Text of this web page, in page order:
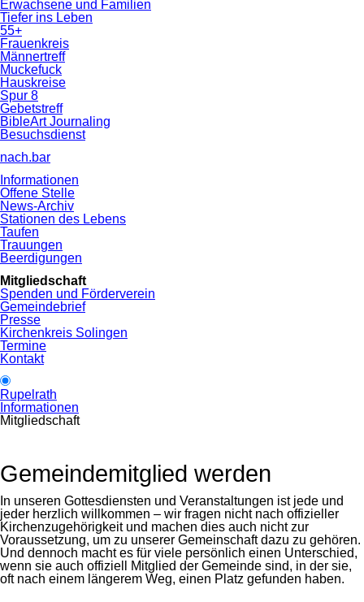
Erwachsene und Familien
Tiefer ins Leben
55+
Frauenkreis
Männertreff
Muckefuck
Hauskreise
Spur 8
Gebetstreff
BibleArt Journaling
Besuchsdienst
nach.bar
Informationen
Offene Stelle
News-Archiv
Stationen des Lebens
Taufen
Trauungen
Beerdigungen
Mitgliedschaft
Spenden und Förderverein
Gemeindebrief
Presse
Kirchenkreis Solingen
Termine
Kontakt
Rupelrath
Informationen
Mitgliedschaft
Gemeindemitglied werden
In unseren Gottesdiensten und Veranstaltungen ist jede und
jeder herzlich willkommen – wir fragen nicht nach offizieller
Kirchenzugehörigkeit und machen dies auch nicht zur
Voraussetzung, um zu unserer Gemeinschaft dazu zu gehören.
Und dennoch macht es für viele persönlich einen Unterschied,
wenn sie auch offiziell Mitglied der Gemeinde sind, in der sie,
oft nach einem längerem Weg, einen Platz gefunden haben.